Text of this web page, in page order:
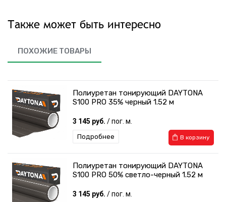
Также может быть интересно
ПОХОЖИЕ ТОВАРЫ
Полиуретан тонирующий DAYTONA
S100 PRO 35% черный 1.52 м
3 145 руб. / пог. м.
В корзину
Подробнее
Полиуретан тонирующий DAYTONA
S100 PRO 50% светло-черный 1.52 м
3 145 руб. / пог. м.